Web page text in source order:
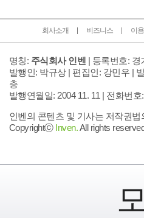
회사소개 비즈니스 이
명칭: 주식회사 인벤 | 등록번호: 경
발행인: 박규상 | 편집인: 강민우 |
층
발행연월일: 2004 11. 11 | 전화번호
인벤의 콘텐츠 및 기사는 저작권
Copyrightⓒ Inven.All rights